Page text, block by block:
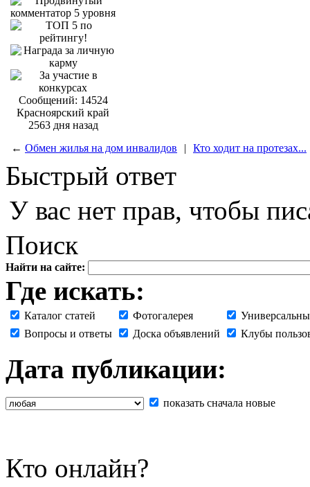
Сообщений: 14524
Красноярский край
2563 дня назад
← Обмен жилья на дом инвалидов | Кто ходит на протезах...
Быстрый ответ
У вас нет прав, чтобы
Поиск
Найти на сайте:
Где искать:
Каталог статей Фотогалерея
Вопросы и ответы
Доска объявлений Клубы
Дата публикации:
показать сначала новые
Кто онлайн?